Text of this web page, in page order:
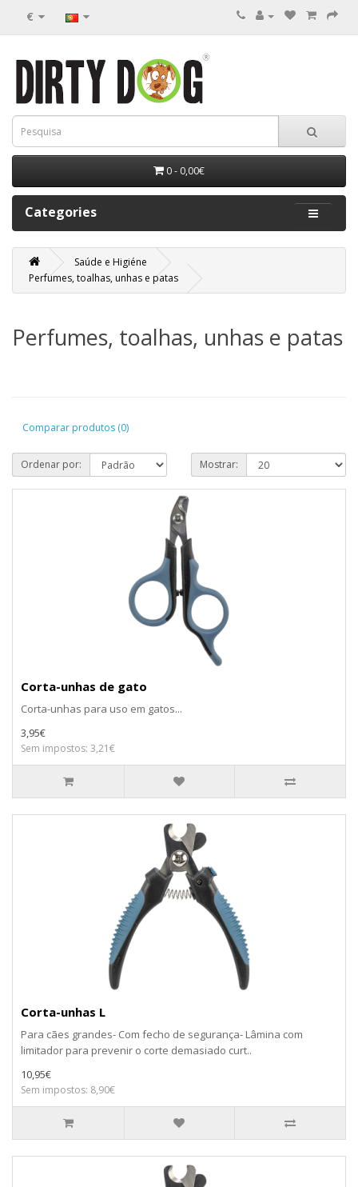
€
0 - 0,00€
Categories
Saúde e Higiéne
Perfumes, toalhas, unhas e patas
Perfumes, toalhas, unhas e patas
Comparar produtos (0)
Ordenar por: Mostrar:
Corta-unhas de gato
Corta-unhas para uso em gatos...
3,95€
Sem impostos: 3,21€
Corta-unhas L
Para cães grandes- Com fecho de segurança- Lâmina com
limitador para prevenir o corte demasiado curt..
10,95€
Sem impostos: 8,90€